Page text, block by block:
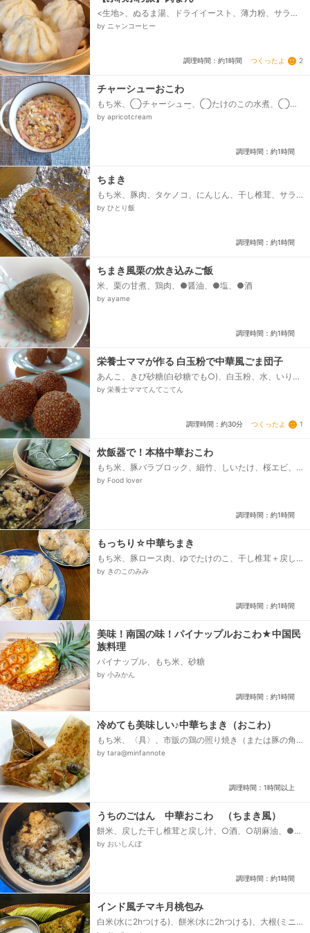
<生地>、ぬるま湯、ドライイースト、薄力粉、サラダ
油、砂糖、ベーキングパウダー、<あん>、玉ねぎ、ひ
by ニャンコーヒー
調理時間：約1時間 つくったよ 2
チャーシューおこわ
もち米、◯チャーシュー、◯たけのこの水煮、◯ぎ
んなん、◯干し椎茸、◯生姜、●しょうゆ、●酒、●
by apricotcream
調理時間：約1時間
ちまき
もち米、豚肉、タケノコ、にんじん、干し椎茸、サラ
ダ油、☆水、☆椎茸の戻し汁、☆砂糖、☆醤油、☆オ
by ひとり飯
調理時間：約1時間
ちまき風栗の炊き込みご飯
米、栗の甘煮、鶏肉、●醤油、●塩、●酒
by ayame
調理時間：約1時間
栄養士ママが作る 白玉粉で中華風ごま団子
あんこ、きび砂糖(白砂糖でも○)、白玉粉、水、いりご
ま、揚げ油
by 栄養士ママてんてこてん
調理時間：約30分 つくったよ 1
炊飯器で！本格中華おこわ
もち米、豚バラブロック、細竹、しいたけ、桜エビ、
醤油＆酒(豚肉下味用)、★水、★しいたけ、桜エビの戻
by Food lover
調理時間：約1時間
もっちり☆中華ちまき
もち米、豚ロース肉、ゆでたけのこ、干し椎茸＋戻し
汁、揉み込み醤油、キャノーラ油、炒め用醤油、酒、
by きのこのみみ
調理時間：約1時間
美味！南国の味！パイナップルおこわ★中国民
族料理
パイナップル、もち米、砂糖
by 小みかん
調理時間：約1時間
冷めても美味しい♪中華ちまき（おこわ）
もち米、〈具〉、市販の鶏の照り焼き（または豚の角
煮など）、たけのこ（水煮）、長ネギ（みじん切
〈調味料〉、鶏がらスープ（顆粒）、干しシイタケ＆
干しエビの戻し汁、しょうゆ、オイスターソース、
用〉、竹の皮またはクッキングシート、タコ糸...
by tara@minfannote
調理時間：1時間以上
うちのごはん 中華おこわ （ちまき風）
餅米、戻した干し椎茸と戻し汁、○酒、○胡麻油、●
酒、●醤油、●創味シャンタン、焼豚
by おいしんぼ
調理時間：約1時間
インド風チマキ月桃包み
白米(水に2hつける)、餅米(水に2hつける)、大根(ミニ